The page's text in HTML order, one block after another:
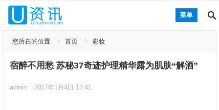
菜单
您所在的位置 首页 彩妆
宿醉不用愁 苏秘37奇迹护理精华露为肌肤“解酒”
admin 2017年1月4日 17:41